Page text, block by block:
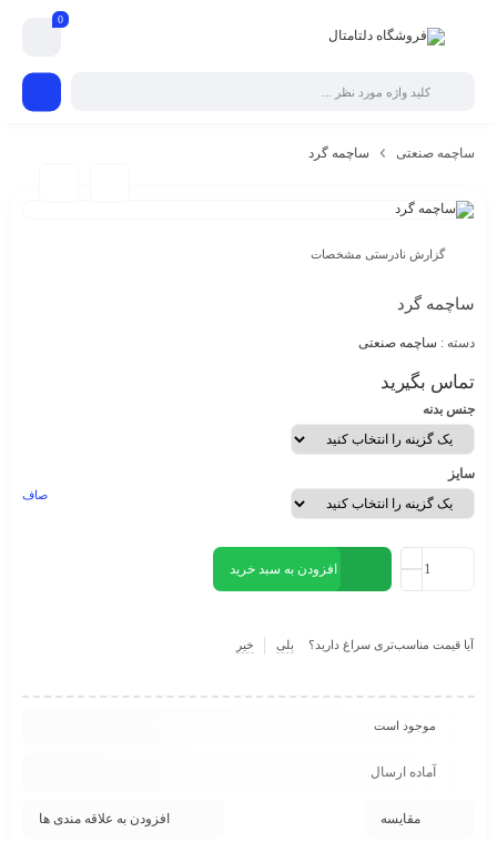
0
ساچمه صنعتی ساچمه گرد
گزارش نادرستی مشخصات
ساچمه گرد
دسته : ساچمه صنعتی
تماس بگیرید
جنس بدنه
سایز
صاف
افزودن به سبد خرید
آیا قیمت مناسب‌تری سراغ دارید؟ بلی خیر
موجود است
آماده ارسال
مقایسه افزودن به علاقه مندی ها